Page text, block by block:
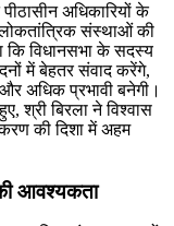
अधिकारियों के
लोकतांत्रिक संस्थाओं की
कि विधानसभा के सदस्य
में बेहतर संवाद करेंगे,
अधिक प्रभावी बनेगी।
श्री बिरला ने विश्वास
की दिशा में अहम
आवश्यकता